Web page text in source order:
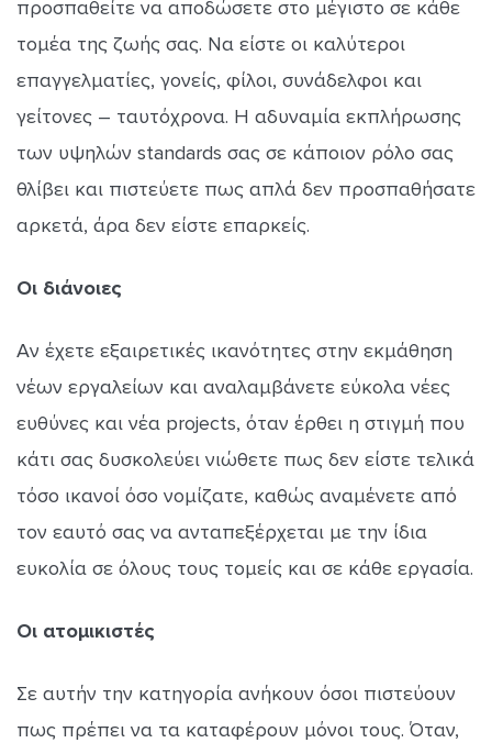
προσπαθείτε να αποδώσετε στο μέγιστο σε κάθε
τομέα της ζωής σας. Να είστε οι καλύτεροι
επαγγελματίες, γονείς, φίλοι, συνάδελφοι και
γείτονες – ταυτόχρονα. Η αδυναμία εκπλήρωσης
των υψηλών standards σας σε κάποιον ρόλο σας
θλίβει και πιστεύετε πως απλά δεν προσπαθήσατε
αρκετά, άρα δεν είστε επαρκείς.
Οι διάνοιες
Αν έχετε εξαιρετικές ικανότητες στην εκμάθηση
νέων εργαλείων και αναλαμβάνετε εύκολα νέες
ευθύνες και νέα projects, όταν έρθει η στιγμή που
κάτι σας δυσκολεύει νιώθετε πως δεν είστε τελικά
τόσο ικανοί όσο νομίζατε, καθώς αναμένετε από
τον εαυτό σας να ανταπεξέρχεται με την ίδια
ευκολία σε όλους τους τομείς και σε κάθε εργασία.
Οι ατομικιστές
Σε αυτήν την κατηγορία ανήκουν όσοι πιστεύουν
πως πρέπει να τα καταφέρουν μόνοι τους. Όταν,